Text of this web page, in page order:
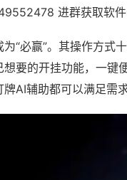
进群获取软
“必赢”。其操作方式
要的开挂功能，一键
AI辅助都可以满足需求